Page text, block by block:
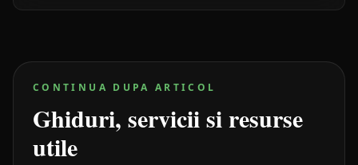
CONTINUA DUPA ARTICOL
Ghiduri, servicii si resurse
utile